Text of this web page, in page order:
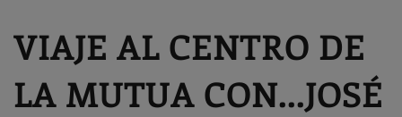
VIAJE AL CENTRO DE
LA MUTUA CON...JOSÉ